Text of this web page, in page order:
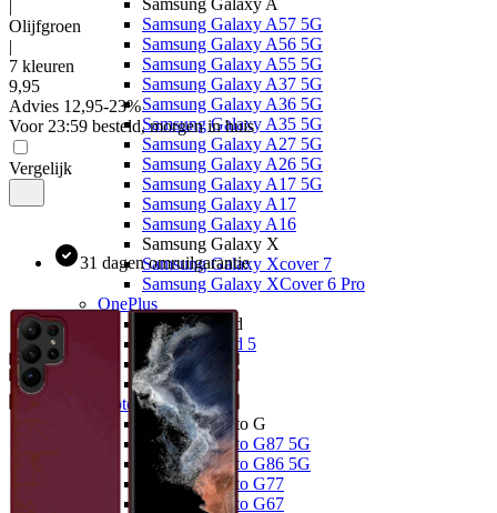
Samsung Galaxy A
Samsung Galaxy A57 5G
Samsung Galaxy A56 5G
Samsung Galaxy A55 5G
Samsung Galaxy A37 5G
Samsung Galaxy A36 5G
Samsung Galaxy A35 5G
Samsung Galaxy A27 5G
Samsung Galaxy A26 5G
Samsung Galaxy A17 5G
Samsung Galaxy A17
Samsung Galaxy A16
Samsung Galaxy X
Samsung Galaxy Xcover 7
Samsung Galaxy XCover 6 Pro
OnePlus
OnePlus Nord
OnePlus Nord 5
Overige
OnePlus 15
Motorola
Motorola Moto G
Motorola Moto G87 5G
Motorola Moto G86 5G
Motorola Moto G77
Motorola Moto G67
|
Olijfgroen
|
7 kleuren
9,95
Advies 12,95-23%
Voor 23:59 besteld, morgen in huis
Vergelijk
31 dagen omruilgarantie